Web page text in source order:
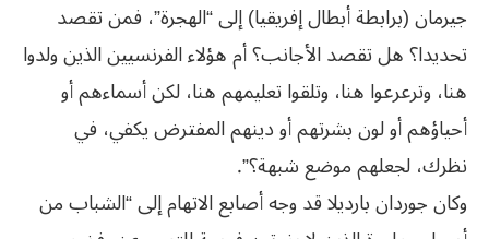
جيرمان (برابطة أبطال إفريقيا) إلى “الهجرة”، فمن تقصد
تحديدا؟ هل تقصد الأجانب؟ أم هؤلاء الفرنسيين الذين ولدوا
هنا، وترعرعوا هنا، وتلقوا تعليمهم هنا، لكن أسماءهم أو
أحياؤهم أو لون بشرتهم أو دينهم المفترض يكفي، في
نظرك، لجعلهم موضع شبهة؟”.
وكان جوردان بارديلا قد وجه أصابع الاتهام إلى “الشباب من